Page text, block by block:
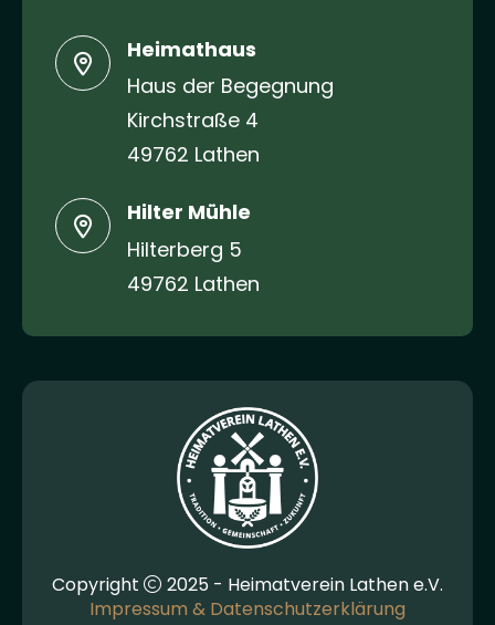
Heimathaus
Haus der Begegnung
Kirchstraße 4
49762 Lathen
Hilter Mühle
Hilterberg 5
49762 Lathen
Copyright
2025 - Heimatverein Lathen e.V.
Impressum & Datenschutzerklärung